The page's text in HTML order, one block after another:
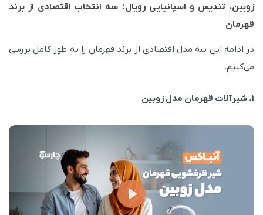
زوبین، تندیس و اسپانیایی رویال؛ سه انتخاب اقتصادی از برند
قهرمان
در ادامه این سه مدل اقتصادی از برند قهرمان را به طور کامل بررسی
می‌کنیم.
۱. شیرآلات قهرمان مدل زوبین
P